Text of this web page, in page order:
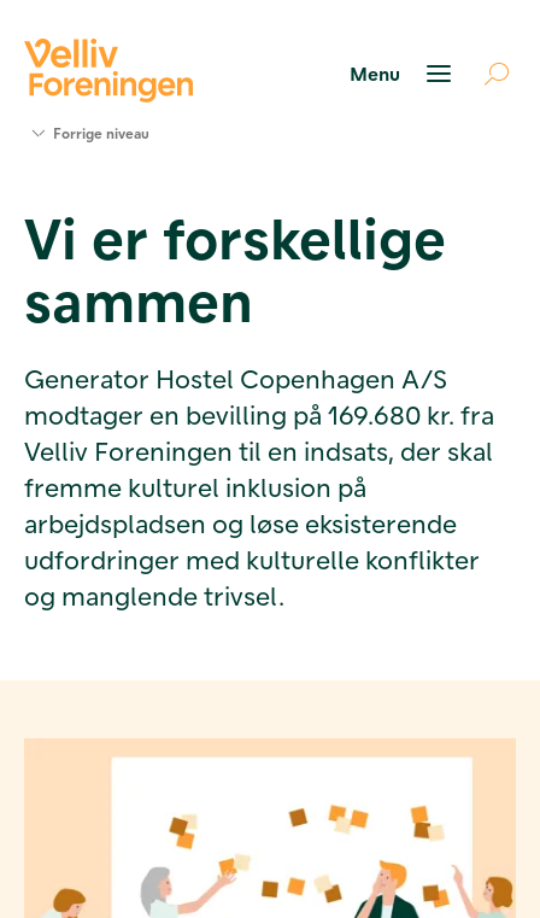
Værktøjer
og viden
Foreningen
Forrige niveau
Vi er forskellige
sammen
Generator Hostel Copenhagen A/S
modtager en bevilling på 169.680 kr. fra
Velliv Foreningen til en indsats, der skal
fremme kulturel inklusion på
arbejdspladsen og løse eksisterende
udfordringer med kulturelle konflikter
og manglende trivsel.